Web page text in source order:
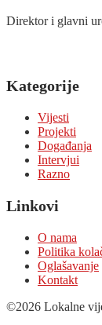
Direktor i glavni
Kategorije
Vijesti
Projekti
Događanja
Intervjui
Razno
Linkovi
O nama
Politika
Oglašavanje
Kontakt
©2026 Lokalne